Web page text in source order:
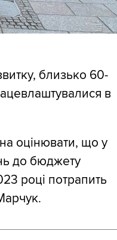
близько 60-
в
оцінювати, що у
до бюджету
році потрапить